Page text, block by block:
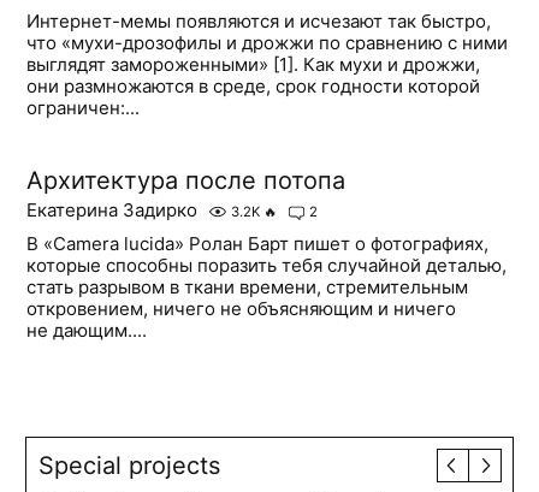
Интернет-мемы появляются и исчезают так быстро,
что «мухи-дрозофилы и дрожжи по сравнению с ними
выглядят замороженными» [1]. Как мухи и дрожжи,
они размножаются в среде, срок годности которой
ограничен:...
Архитектура после потопа
Екатерина Задирко 3.2K 🔥 2
В «Camera lucida» Ролан Барт пишет о фотографиях,
которые способны поразить тебя случайной деталью,
стать разрывом в ткани времени, стремительным
откровением, ничего не объясняющим и ничего
не дающим....
Special projects